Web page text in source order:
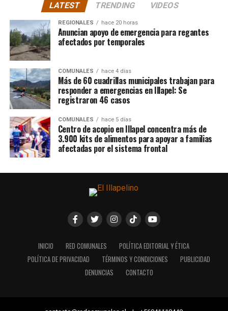
LATEST TRENDING VIDEOS
REGIONALES hace 20 horas
Anuncian apoyo de emergencia para regantes
afectados por temporales
COMUNALES hace 4 días
Más de 60 cuadrillas municipales trabajan para
responder a emergencias en Illapel: Se
registraron 46 casos
COMUNALES hace 5 días
Centro de acopio en Illapel concentra más de
3.900 kits de alimentos para apoyar a familias
afectadas por el sistema frontal
INICIO RED COMUNALES
POLÍTICA EDITORIAL Y ÉTICA
POLÍTICA DE PRIVACIDAD
TÉRMINOS Y CONDICIONES
PUBLICIDAD
DENUNCIAS
CONTACTO